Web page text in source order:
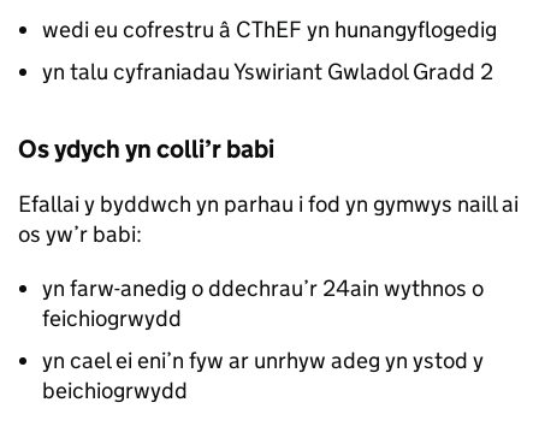
wedi eu cofrestru â CThEF yn hunangyflogedig
yn talu cyfraniadau Yswiriant Gwladol Gradd 2
Os ydych yn colli’r babi
Efallai y byddwch yn parhau i fod yn gymwys naill ai
os yw’r babi:
yn farw-anedig o ddechrau’r 24ain wythnos o
feichiogrwydd
yn cael ei eni’n fyw ar unrhyw adeg yn ystod y
beichiogrwydd